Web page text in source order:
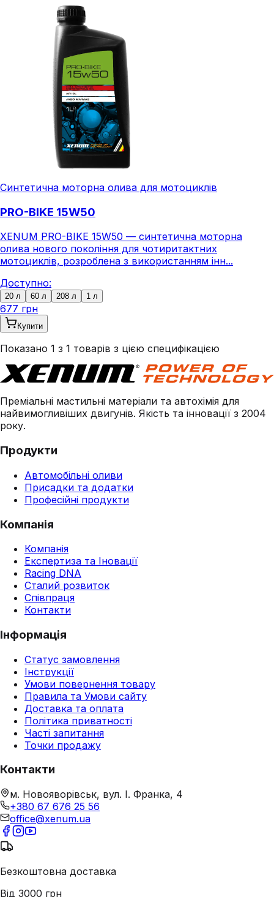
Синтетична моторна олива для мотоциклів
PRO-BIKE 15W50
XENUM PRO-BIKE 15W50 — синтетична моторна
олива нового покоління для чотиритактних
мотоциклів, розроблена з використанням інн...
Доступно:
20 л 60 л 208 л 1 л
677 грн
Купити
Показано 1 з 1 товарів з цією специфікацією
Преміальні мастильні матеріали та автохімія для
найвимогливіших двигунів. Якість та інновації з 2004
року.
Продукти
Автомобільні оливи
Присадки та додатки
Професійні продукти
Компанія
Компанія
Експертиза та Іновації
Racing DNA
Сталий розвиток
Співпраця
Контакти
Інформація
Статус замовлення
Інструкції
Умови повернення товару
Правила та Умови сайту
Доставка та оплата
Політика приватності
Часті запитання
Точки продажу
Контакти
м. Новояворівськ, вул. І. Франка, 4
+380 67 676 25 56
office@xenum.ua
Безкоштовна доставка
Від 3000 грн